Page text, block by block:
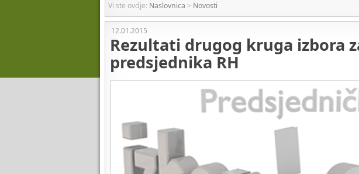
Vi ste ovdje: Naslovnica > Novosti
12.01.2015
Rezultati drugog kruga izbora
predsjednika RH